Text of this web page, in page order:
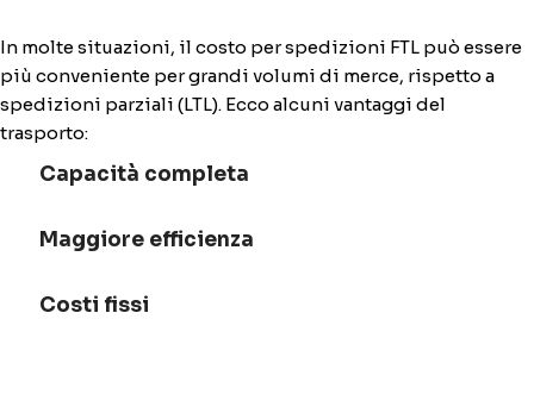
In molte situazioni, il costo per spedizioni FTL può essere
più conveniente per grandi volumi di merce, rispetto a
spedizioni parziali (LTL). Ecco alcuni vantaggi del
trasporto:
Capacità completa
Maggiore efficienza
Costi fissi